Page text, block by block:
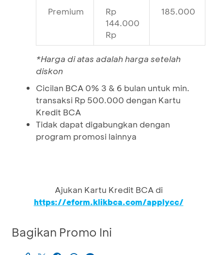
Premium
Rp
144.000
Rp
185.000
*Harga di atas adalah harga setelah
diskon
Cicilan BCA 0% 3 & 6 bulan untuk min.
transaksi Rp 500.000 dengan Kartu
Kredit BCA
Tidak dapat digabungkan dengan
program promosi lainnya
Ajukan Kartu Kredit BCA di
https://eform.klikbca.com/applycc/
Bagikan Promo Ini